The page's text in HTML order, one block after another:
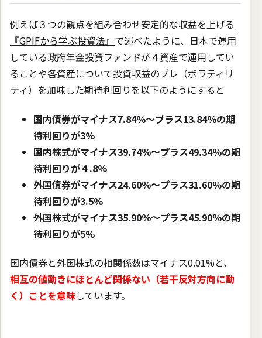
例えば３つの観点を組み合わせ安定的な収益を上げる
『GPIFから学ぶ投資法』 で述べたように、日本で運用
している政府年金投資ファンドが４資産で運用してい
ることや各資産について投資収益のブレ（ボラティリ
ティ）を加味した期待利回りを以下のようにすると
国内債券がマイナス7.84％〜プラス13.84％の期
待利回りが3%
国内株式がマイナス39.74％〜プラス49.34％の期
待利回りが４.8%
外国債券がマイナス24.60％〜プラス31.60％の期
待利回りが3.5%
外国株式がマイナス35.90％〜プラス45.90％の期
待利回りが5%
国内債券と外国株式の相関係数はマイナス0.01%と、
相互の値動きにほとんど関係ない（若干反対方向に動
く）ことを意味しています。